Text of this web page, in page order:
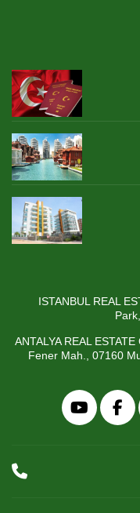
ISTANBUL REAL
ANTALYA REAL
Fener Mah., 07160